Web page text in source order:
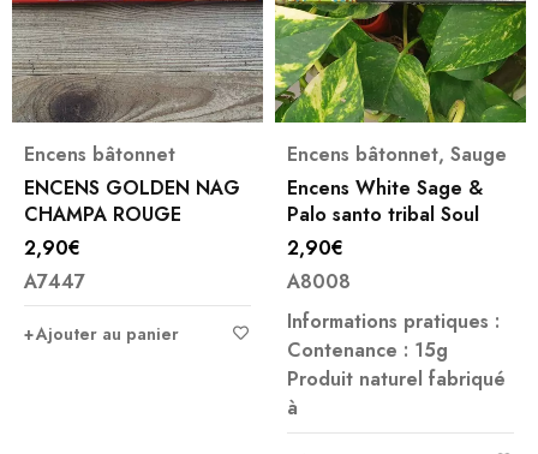
Encens bâtonnet
ENCENS GOLDEN NAG
CHAMPA ROUGE
2,90€
A7447
Ajouter au panier
Encens bâtonnet, Sauge
Encens White Sage &
Palo santo tribal Soul
2,90€
A8008
Informations pratiques :
Contenance : 15g
Produit naturel fabriqué
à